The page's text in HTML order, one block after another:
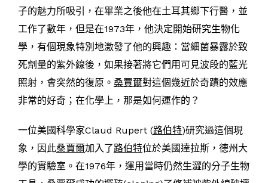
子的魅力所吸引，在畢業之後他在土耳其鄉下行醫，並
工作了數年，但是在1973年，他決定開始研究生物化
學，有個現象特別地激發了他的興趣：當細菌暴露於致
死劑量的紫外線後，如果接著將它們用可見波段的藍光
照射，會突然的復原。 桑賈爾對這個幾近於奇蹟的效應
非常的好奇；在化學上，那是如何運作的？
一位美國科學家Claud Rupert (路伯特)研究過這個現
象，因此桑賈爾加入了路伯特位於美國達拉斯，德州大
學的實驗室。在1976年，運用當時仍然生澀的分子生物